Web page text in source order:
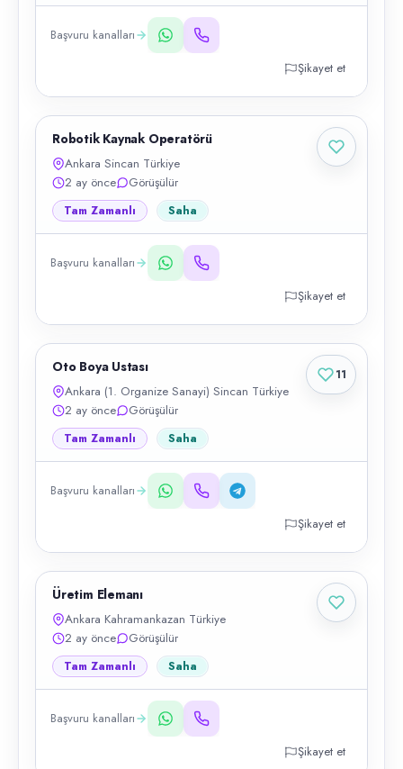
Başvuru kanalları
Şikayet et
Robotik Kaynak Operatörü
Ankara Sincan Türkiye
2 ay önce
Görüşülür
Tam Zamanlı Saha
Başvuru kanalları
Şikayet et
Oto Boya Ustası
Ankara (1. Organize Sanayi) Sincan Türkiye
2 ay önce
Görüşülür
Tam Zamanlı Saha
Başvuru kanalları
Şikayet et
11
Üretim Elemanı
Ankara Kahramankazan Türkiye
2 ay önce
Görüşülür
Tam Zamanlı Saha
Başvuru kanalları
Şikayet et